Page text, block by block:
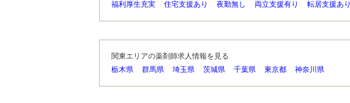
福利厚生充実
住宅支援あり 夜勤無し 両立支援有り 転居支援あり
関東エリアの薬剤師求人情報を見る
栃木県
群馬県 埼玉県 茨城県 千葉県 東京都 神奈川県